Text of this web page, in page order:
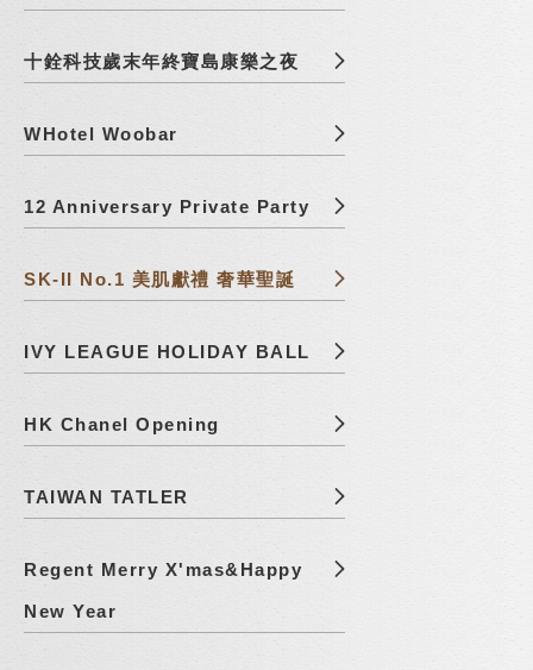
十銓科技歲末年終寶島康樂之夜
WHotel Woobar
12 Anniversary Private Party
SK-II No.1 美肌獻禮 奢華聖誕
IVY LEAGUE HOLIDAY BALL
HK Chanel Opening
TAIWAN TATLER
Regent Merry X'mas&Happy
New Year